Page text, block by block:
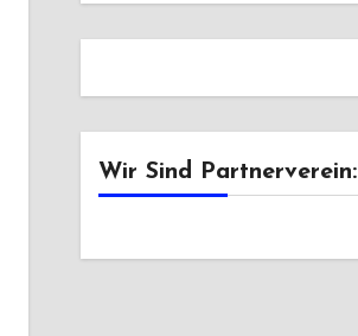
Wir Sind Partnerverein: